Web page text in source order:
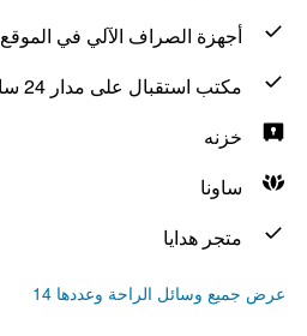
أجهزة الصراف الآلي في الموقع
مكتب استقبال على مدار 24 ساعة
خزنه
ساونا
متجر هدايا
عرض جميع وسائل الراحة وعددها 14